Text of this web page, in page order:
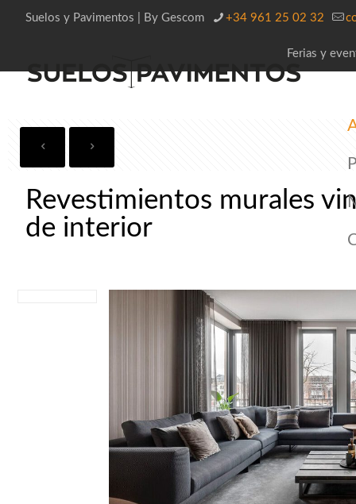
Suelos y Pavimentos | By Gescom +34 961 25 02 32
Ferias y
Revestimientos murales
de interior